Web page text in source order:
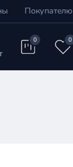
Покупателю
0 0